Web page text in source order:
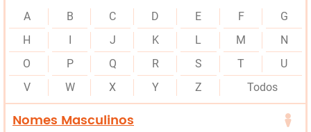
A B C D E F
G
H
J K L M
N
O
P Q R S T
U
V
W X Y Z Todos
Nomes Masculinos